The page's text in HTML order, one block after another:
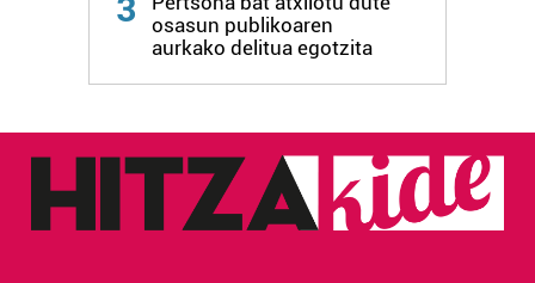
3
osasun publikoaren
aurkako delitua egotzita